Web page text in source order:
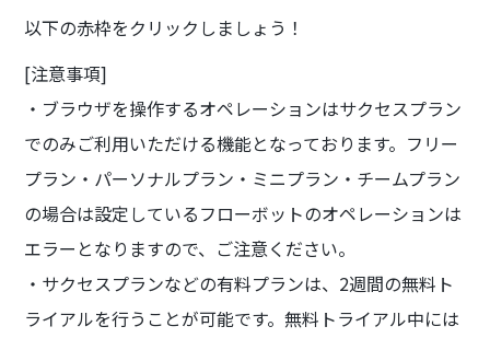
以下の赤枠をクリックしましょう！
[注意事項]
・ブラウザを操作するオペレーションはサクセスプラン
でのみご利用いただける機能となっております。フリー
プラン・パーソナルプラン・ミニプラン・チームプラン
の場合は設定しているフローボットのオペレーションは
エラーとなりますので、ご注意ください。
・サクセスプランなどの有料プランは、2週間の無料ト
ライアルを行うことが可能です。無料トライアル中には